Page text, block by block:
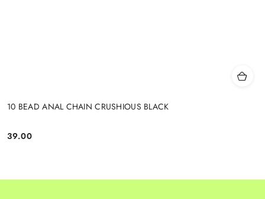
10 BEAD ANAL CHAIN CRUSHIOUS BLACK
Cena:
39.00